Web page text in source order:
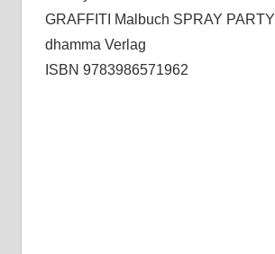
GRAFFITI Malbuch SPRAY PARTY
dhamma Verlag
ISBN 9783986571962